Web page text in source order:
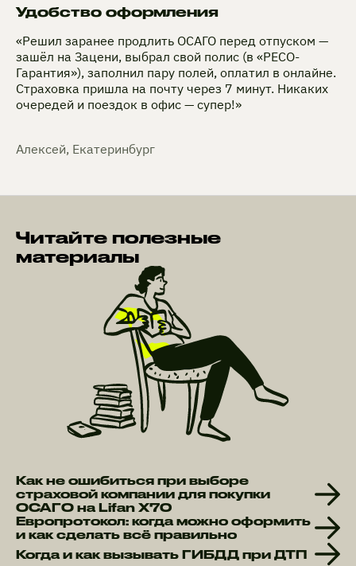
Удобство оформления
«Решил заранее продлить ОСАГО перед отпуском —
зашёл на Зацени, выбрал свой полис (в «РЕСО-
Гарантия»), заполнил пару полей, оплатил в онлайне.
Страховка пришла на почту через 7 минут. Никаких
очередей и поездок в офис — супер!»
Алексей, Екатеринбург
Читайте полезные
материалы
Как не ошибиться при выборе
страховой компании для покупки
ОСАГО на Lifan X70
Европротокол: когда можно оформить
и как сделать всё правильно
Когда и как вызывать ГИБДД при ДТП